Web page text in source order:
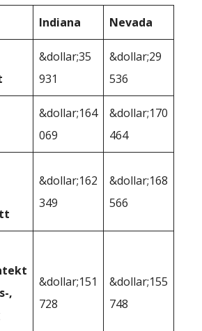
Indiana Nevada
&dollar;35
931
&dollar;29
536
&dollar;164
069
&dollar;170
464
&dollar;162
349
&dollar;168
566
,
&dollar;151
728
&dollar;155
748